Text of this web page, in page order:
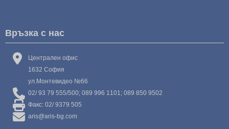
Връзка с нас
Централен офис
1632 София
ул.Монтевидео №66
02/ 93 79 555/500; 089 996 1101; 089 850 9502
Факс: 02/ 9379 505
aris@aris-bg.com